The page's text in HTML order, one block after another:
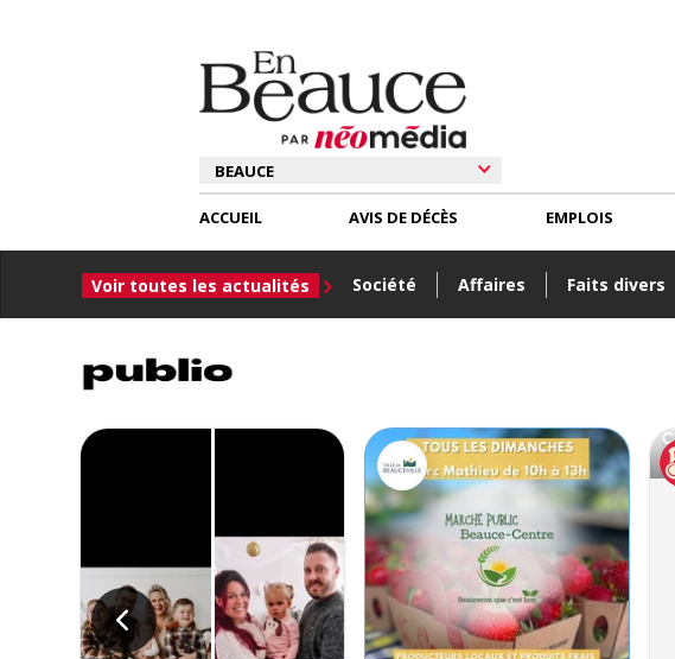
ACCUEIL
Voir toutes les actualités Société Affaires Faits divers
AVIS DE DÉCÈS EMPLOIS